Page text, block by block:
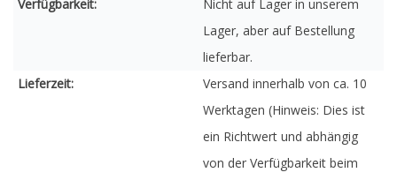
Verfügbarkeit:
Nicht auf Lager in unserem
Lager, aber auf Bestellung
lieferbar.
Lieferzeit:
Versand innerhalb von ca. 10
Werktagen (Hinweis: Dies ist
ein Richtwert und abhängig
von der Verfügbarkeit beim